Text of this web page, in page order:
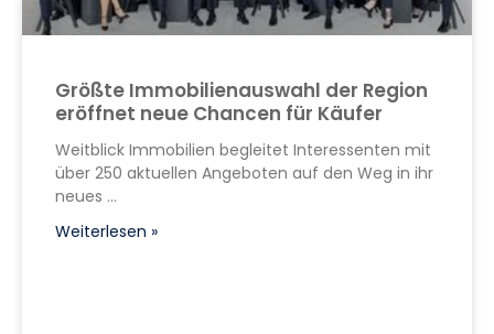
Größte Immobilienauswahl der Region
eröffnet neue Chancen für Käufer
Weitblick Immobilien begleitet Interessenten mit
über 250 aktuellen Angeboten auf den Weg in ihr
neues
Weiterlesen »